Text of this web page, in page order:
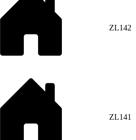
ZL142
ZL141